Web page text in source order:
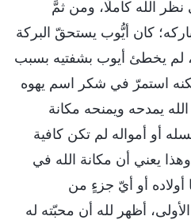
الله كاملًا، ومن ثمَّ
كان أيُّوب يستحقّ البركة
لم يخطئ أيوب بشفتيه بسبب
لكنه استمرّ في شكر اسم يهوه
يمدحه ويمنحه مكانة
أو أمواله لم تكن كافية
يعني أن مكانة الله في
أولاده أو أيّ جزءٍ من
أظهر لله أن محبّته له